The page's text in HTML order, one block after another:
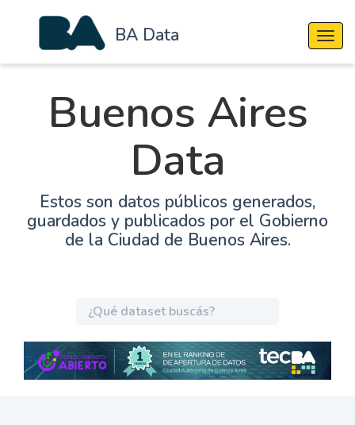
BA Data
Buenos Aires
Data
Estos son datos públicos generados,
guardados y publicados por el Gobierno
de la Ciudad de Buenos Aires.